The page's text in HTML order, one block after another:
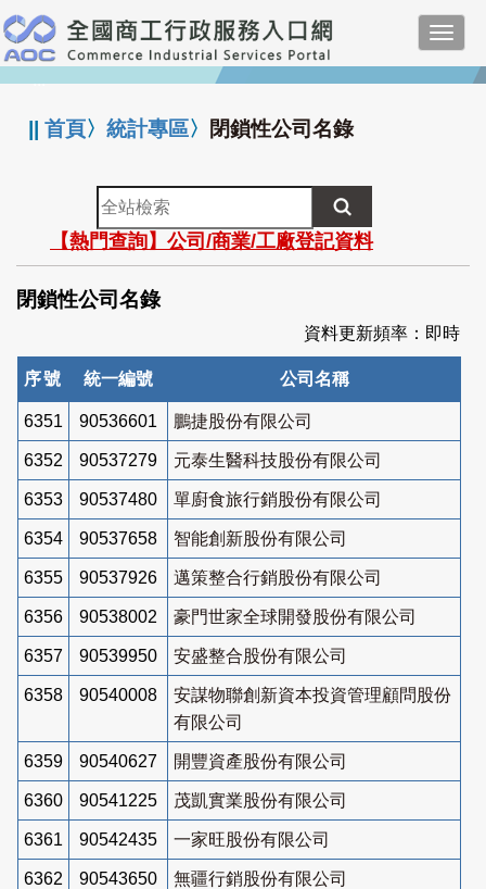
跳
到
主
要
:::
||首頁〉統計專區〉 閉鎖性公司名錄
全
站
檢
索
【熱門查詢】公司/商業/工廠登記資料
閉鎖性公司名錄
資料更新頻率：即時
序號 統一編號 公司名稱
6351 90536601 鵬捷股份有限公司
6352 90537279 元泰生醫科技股份有限公司
6353 90537480 單廚食旅行銷股份有限公司
6354 90537658 智能創新股份有限公司
6355 90537926 邁策整合行銷股份有限公司
6356 90538002 豪門世家全球開發股份有限公司
6357 90539950 安盛整合股份有限公司
6358 90540008
安謀物聯創新資本投資管理顧問股份
有限公司
6359 90540627 開豐資產股份有限公司
6360 90541225 茂凱實業股份有限公司
6361 90542435 一家旺股份有限公司
6362 90543650 無疆行銷股份有限公司